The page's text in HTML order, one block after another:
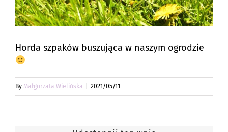
Horda szpaków buszująca w naszym ogrodzie
By Małgorzata Wielińska 2021/05/11